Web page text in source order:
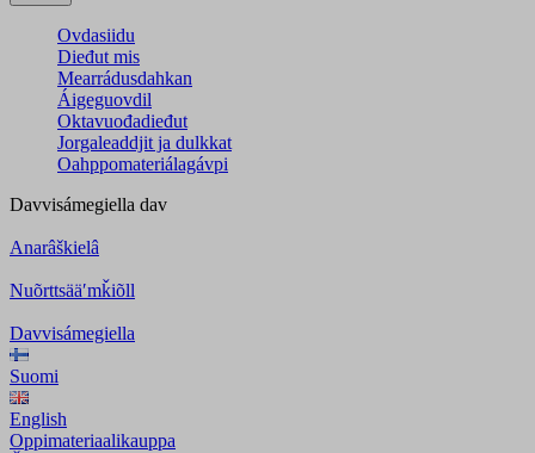
Ovdasiidu
Dieđut mis
Mearrádusdahkan
Áigeguovdil
Oktavuođadieđut
Jorgaleaddjit ja dulkkat
Oahppomateriálagávpi
Davvisámegiella dav
Anarâškielâ
Nuõrttsääʹmǩiõll
Davvisámegiella
Suomi
English
Oppimateriaalikauppa